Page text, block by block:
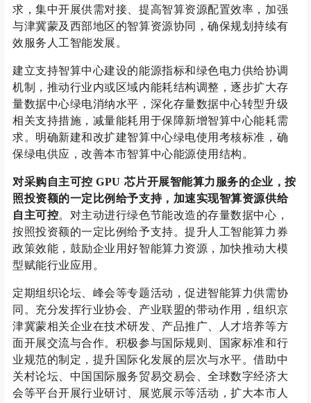
求，集中开展供需对接、提高智算资源配置效率，加强
与津冀蒙及西部地区的智算资源协同，确保规划持续有
效服务人工智能发展。
建立支持智算中心建设的能源指标和绿色电力供给协调
机制，推动行业内或区域内能耗结构调整，逐步扩大存
量数据中心绿电消纳水平，深化存量数据中心转型升级
相关支持措施，减量能耗用于保障新增智算中心能耗需
求。明确新建和改扩建智算中心绿电使用考核标准，确
保绿电供应，改善本市智算中心能源使用结构。
对采购自主可控 GPU 芯片开展智能算力服务的企业，按
照投资额的一定比例给予支持，加速实现智算资源供给
自主可控。对主动进行绿色节能改造的存量数据中心，
按照投资额的一定比例给予支持。提升人工智能算力券
政策效能，鼓励企业用好智能算力资源，加快推动大模
型赋能行业应用。
定期组织论坛、峰会等专题活动，促进智能算力供需协
同。充分发挥行业协会、产业联盟的带动作用，组织京
津冀蒙相关企业在技术研发、产品推广、人才培养等方
面开展交流与合作。积极参与国际规则、国家标准和行
业规范的制定，提升国际化发展的层次与水平。借助中
关村论坛、中国国际服务贸易交易会、全球数字经济大
会等平台开展行业研讨、展览展示等活动，扩大本市人